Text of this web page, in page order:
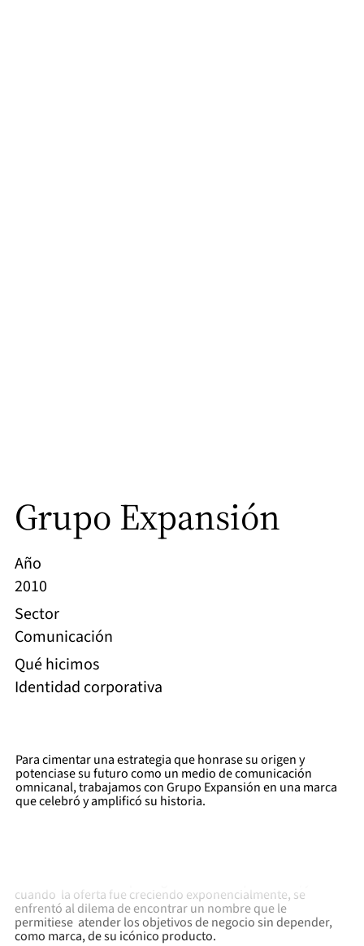
Grupo Expansión
Año
2010
Sector
Comunicación
Qué hicimos
Identidad corporativa
Para cimentar una estrategia que honrase su origen y
potenciase su futuro como un medio de comunicación
omnicanal, trabajamos con Grupo Expansión en una marca
que celebró y amplificó su historia.
cuando la oferta fue creciendo exponencialmente, se
enfrentó al dilema de encontrar un nombre que le
permitiese atender los objetivos de negocio sin depender,
como marca, de su icónico producto.